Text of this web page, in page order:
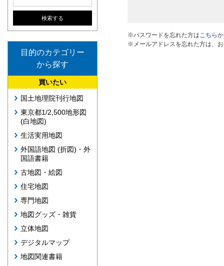
目的のカテゴリー
から探す
買いたい
国土地理院刊行地図
東京都1/2,500地形図
(白地図)
生活実用地図
外国語地図 (折図)・外
国語書籍
古地図・絵図
住宅地図
専門地図
地図グッズ・雑貨
立体地図
デジタルマップ
地図関連書籍
※パスワードを忘れた方はこちら
※メールアドレスを忘れた方は、